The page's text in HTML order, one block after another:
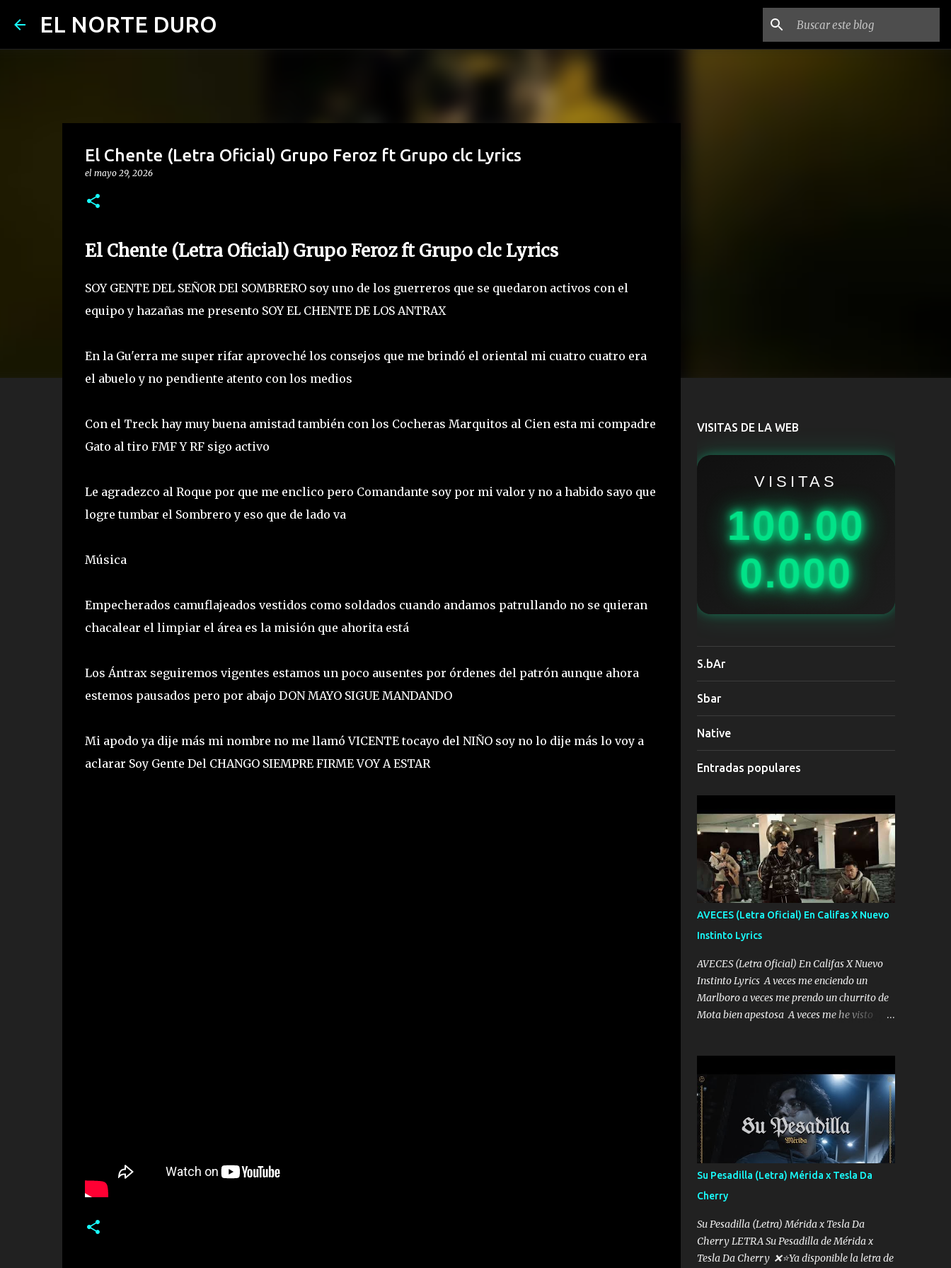
EL NORTE DURO
El Chente (Letra Oficial) Grupo Feroz ft Grupo clc Lyrics
el mayo 29, 2026
El Chente (Letra Oficial) Grupo Feroz ft Grupo clc Lyrics
SOY GENTE DEL SEÑOR DEl SOMBRERO soy uno de los guerreros que se quedaron activos con el
equipo y hazañas me presento SOY EL CHENTE DE LOS ANTRAX
En la Gu'erra me super rifar aproveché los consejos que me brindó el oriental mi cuatro cuatro era
el abuelo y no pendiente atento con los medios
Con el Treck hay muy buena amistad también con los Cocheras Marquitos al Cien esta mi compadre
Gato al tiro FMF Y RF sigo activo
Le agradezco al Roque por que me enclico pero Comandante soy por mi valor y no a habido sayo que
logre tumbar el Sombrero y eso que de lado va
Música
Empecherados camuflajeados vestidos como soldados cuando andamos patrullando no se quieran
chacalear el limpiar el área es la misión que ahorita está
Los Ántrax seguiremos vigentes estamos un poco ausentes por órdenes del patrón aunque ahora
estemos pausados pero por abajo DON MAYO SIGUE MANDANDO
Mi apodo ya dije más mi nombre no me llamó VICENTE tocayo del NIÑO soy no lo dije más lo voy a
aclarar Soy Gente Del CHANGO SIEMPRE FIRME VOY A ESTAR
VISITAS DE LA WEB
VISITAS
100.00
0.000
S.bAr
Sbar
Native
Entradas populares
AVECES (Letra Oficial) En Califas X Nuevo
Instinto Lyrics
AVECES (Letra Oficial) En Califas X Nuevo
Instinto Lyrics A veces me enciendo un
Marlboro a veces me prendo un churrito de
Mota bien apestosa A veces me he visto
me mandó yo tengo el control a todos yo les
paro el dedo soy hocicon un malcriado un
malandrón Que Les importa no saben nada
falsas las risas las que me miran hay gente
corriente no quieren verte subir de level
trucha mis plebes Música A veces me pongo
un sombrero a veces me ven la cachucha de
lado con la mirada siempre en alto A veces
me fajó una super o a veces me fajó una
Glock siempre armado todas las
generaciones yo traigo El chiste es que hago
Su Pesadilla (Letra) Mérida x Tesla Da
Cherry
Su Pesadilla (Letra) Mérida x Tesla Da
Cherry LETRA Su Pesadilla de Mérida x
Tesla Da Cherry ❌⭐Ya disponible la letra de